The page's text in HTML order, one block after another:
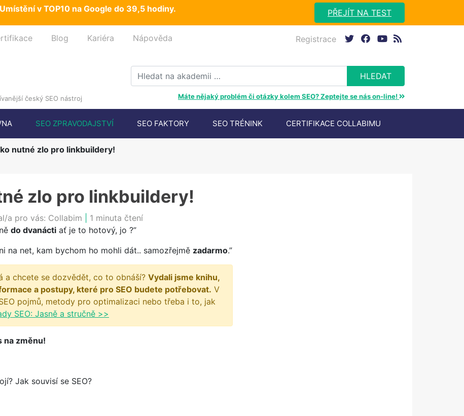
v TOP10 na Google do 39,5 hodiny. PŘEJÍT NA TEST
Blog Kariéra Nápověda
Registrace
český SEO nástroj Máte nějaký problém či otázky kolem SEO? Zeptejte se nás on-line!
SEO ZPRAVODAJSTVÍ SEO FAKTORY SEO TRÉNINK CERTIFIKACE COLLABIMU
nutné zlo pro linkbuildery!
zlo pro linkbuildery!
a pro vás: Collabim
1 minuta čtení
do dvanácti ať je to hotový, jo ?”
na net, kam bychom ho mohli dát.. samozřejmě zadarmo.”
a chcete se dozvědět, co to obnáší? Vydali jsme knihu,
a postupy, které pro SEO budete potřebovat. V
pojmů, metody pro optimalizaci nebo třeba i to, jak
SEO: Jasně a stručně >>
na změnu!
Jak souvisí se SEO?